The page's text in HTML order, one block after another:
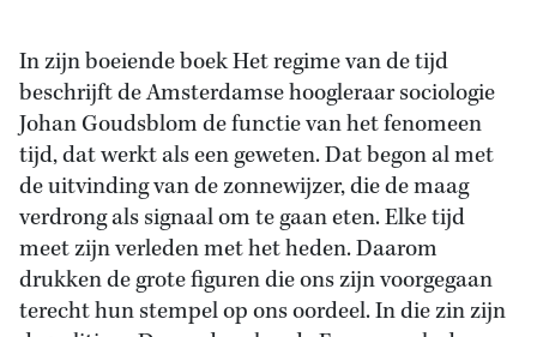
In zijn boeiende boek Het regime van de tijd
beschrijft de Amsterdamse hoogleraar sociologie
Johan Goudsblom de functie van het fenomeen
tijd, dat werkt als een geweten. Dat begon al met
de uitvinding van de zonnewijzer, die de maag
verdrong als signaal om te gaan eten. Elke tijd
meet zijn verleden met het heden. Daarom
drukken de grote figuren die ons zijn voorgegaan
terecht hun stempel op ons oordeel. In die zin zijn